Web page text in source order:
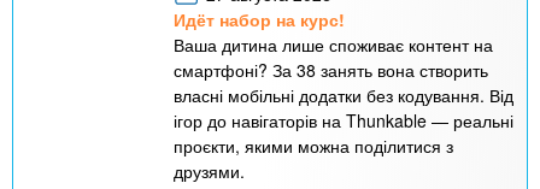
Идёт набор на курс!
Ваша дитина лише споживає контент на
смартфоні? За 38 занять вона створить
власні мобільні додатки без кодування. Від
ігор до навігаторів на Thunkable — реальні
проєкти, якими можна поділитися з
друзями.